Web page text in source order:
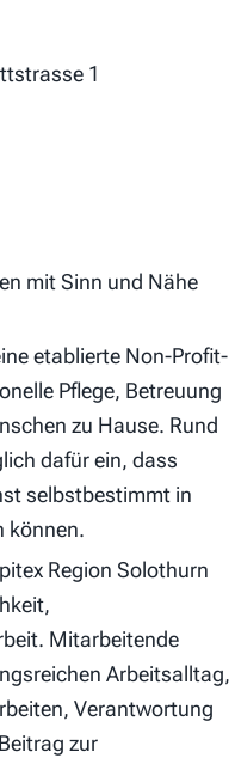
1
mit Sinn und Nähe
etablierte Non-Profit-
Pflege, Betreuung
zu Hause. Rund
dafür ein, dass
selbstbestimmt in
können.
Region Solothurn
Mitarbeitende
Arbeitsalltag,
Verantwortung
zur